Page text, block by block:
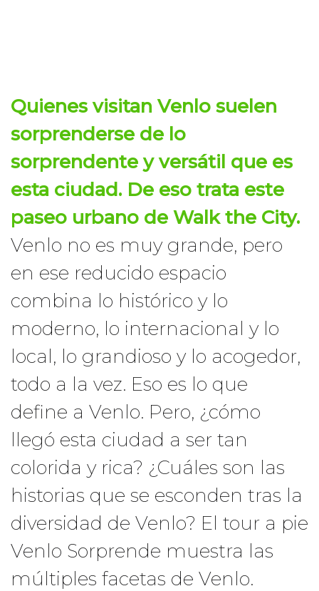
Quienes visitan Venlo suelen
sorprenderse de lo
sorprendente y versátil que es
esta ciudad. De eso trata este
paseo urbano de Walk the City.
Venlo no es muy grande, pero
en ese reducido espacio
combina lo histórico y lo
moderno, lo internacional y lo
local, lo grandioso y lo acogedor,
todo a la vez. Eso es lo que
define a Venlo. Pero, ¿cómo
llegó esta ciudad a ser tan
colorida y rica? ¿Cuáles son las
historias que se esconden tras la
diversidad de Venlo? El tour a pie
Venlo Sorprende muestra las
múltiples facetas de Venlo.